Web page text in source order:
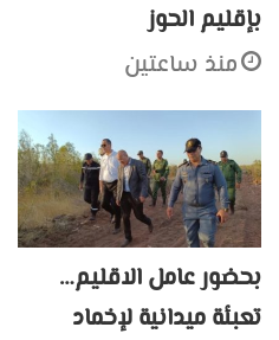
بإقليم الحوز
منذ ساعتين
بحضور عامل الاقليم…
تعبئة ميدانية لإخماد